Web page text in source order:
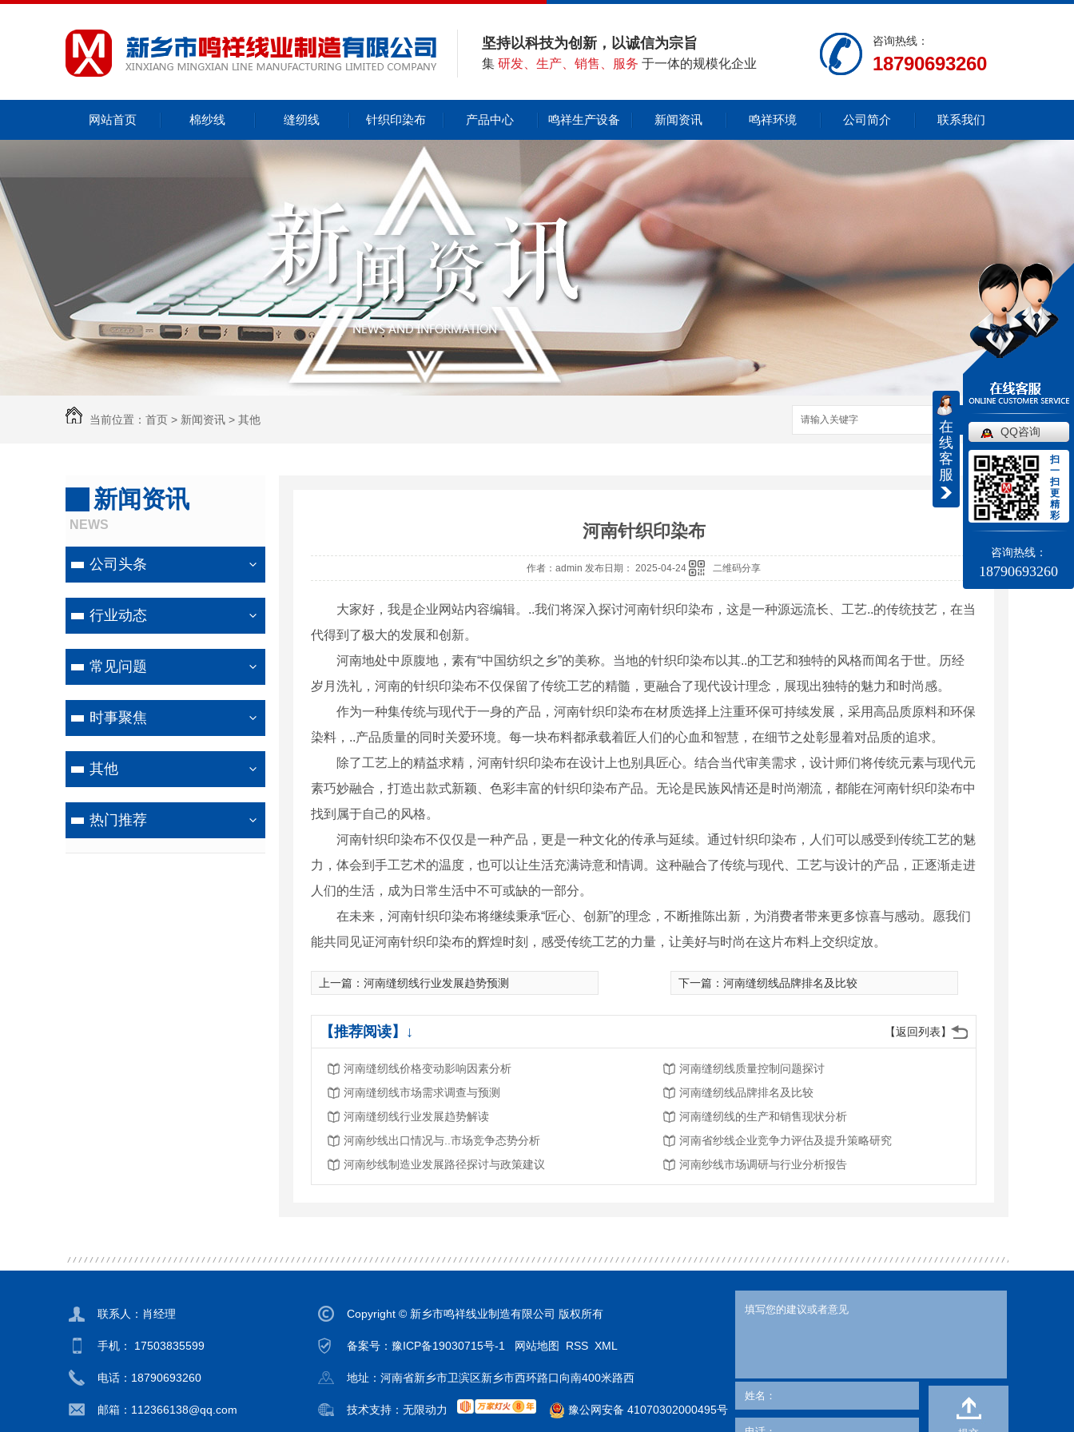
坚持以科技为创新，以诚信为宗旨
集 研发、生产、销售、服务 于一体的规模化企业
咨询热线：
18790693260
网站首页 棉纱线 缝纫线 针织印染布 产品中心 鸣祥生产设备 新闻资讯 鸣祥环境 公司简介 联系我们
当前位置： 首页 > 新闻资讯 > 其他 搜索
新闻资讯
NEWS
公司头条
行业动态
常见问题
时事聚焦
其他
热门推荐
河南针织印染布
作者：admin 发布日期： 2025-04-24 二维码分享
大家好，我是企业网站内容编辑。..我们将深入探讨河南针织印染布，这是一种源远流长、工艺..的传统技艺，在当
代得到了极大的发展和创新。
河南地处中原腹地，素有“中国纺织之乡”的美称。当地的针织印染布以其..的工艺和独特的风格而闻名于世。历经
岁月洗礼，河南的针织印染布不仅保留了传统工艺的精髓，更融合了现代设计理念，展现出独特的魅力和时尚感。
作为一种集传统与现代于一身的产品，河南针织印染布在材质选择上注重环保可持续发展，采用高品质原料和环保
染料，..产品质量的同时关爱环境。每一块布料都承载着匠人们的心血和智慧，在细节之处彰显着对品质的追求。
除了工艺上的精益求精，河南针织印染布在设计上也别具匠心。结合当代审美需求，设计师们将传统元素与现代元
素巧妙融合，打造出款式新颖、色彩丰富的针织印染布产品。无论是民族风情还是时尚潮流，都能在河南针织印染布中
找到属于自己的风格。
河南针织印染布不仅仅是一种产品，更是一种文化的传承与延续。通过针织印染布，人们可以感受到传统工艺的魅
力，体会到手工艺术的温度，也可以让生活充满诗意和情调。这种融合了传统与现代、工艺与设计的产品，正逐渐走进
人们的生活，成为日常生活中不可或缺的一部分。
在未来，河南针织印染布将继续秉承“匠心、创新”的理念，不断推陈出新，为消费者带来更多惊喜与感动。愿我们
能共同见证河南针织印染布的辉煌时刻，感受传统工艺的力量，让美好与时尚在这片布料上交织绽放。
上一篇： 河南缝纫线行业发展趋势预测 下一篇： 河南缝纫线品牌排名及比较
【返回列表】
【推荐阅读】↓
河南缝纫线价格变动影响因素分析
河南缝纫线质量控制问题探讨
河南缝纫线市场需求调查与预测
河南缝纫线品牌排名及比较
河南缝纫线行业发展趋势解读
河南缝纫线的生产和销售现状分析
河南纱线出口情况与..市场竞争态势分析
河南省纱线企业竞争力评估及提升策略研究
河南纱线制造业发展路径探讨与政策建议
河南纱线市场调研与行业分析报告
联系人：肖经理
手机： 17503835599
电话：18790693260
邮箱：112366138@qq.com
Copyright © 新乡市鸣祥线业制造有限公司 版权所有
备案号： 豫ICP备19030715号-1 网站地图 RSS XML
地址：河南省新乡市卫滨区新乡市西环路口向南400米路西
技术支持： 无限动力 豫公网安备 41070302000495号
在
线
客
服
QQ咨询
扫
一
扫
更
精
彩
咨询热线：
18790693260